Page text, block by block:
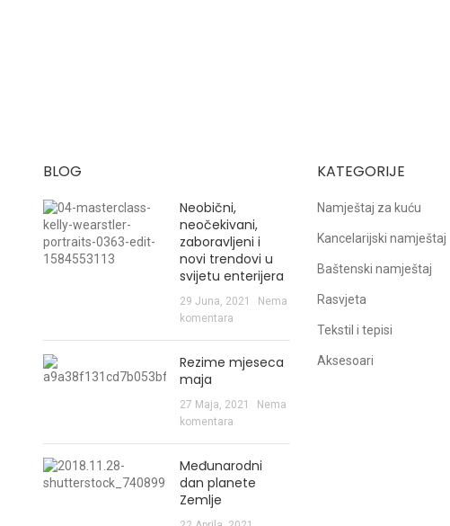
BLOG
Neobični,
neočekivani,
zaboravljeni i
novi trendovi u
svijetu enterijera
29 Juna, 2021
Nema
komentara
Rezime mjeseca
maja
27 Maja, 2021
Nema
komentara
Međunarodni
dan planete
Zemlje
KATEGORIJE
Namještaj za kuću
Kancelarijski namještaj
Baštenski namještaj
Rasvjeta
Tekstil i tepisi
Aksesoari